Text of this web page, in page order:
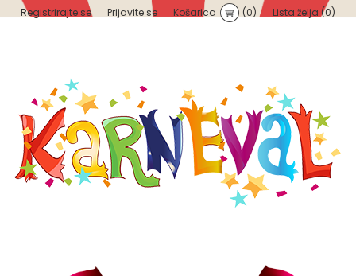
Registrirajte se Prijavite se Košarica (0) Lista želja (0)